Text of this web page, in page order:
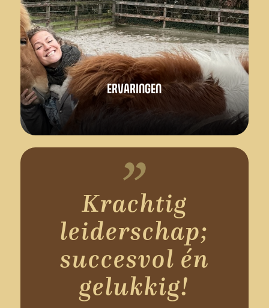
ERVARINGEN
Krachtig
leiderschap;
succesvol én
gelukkig!